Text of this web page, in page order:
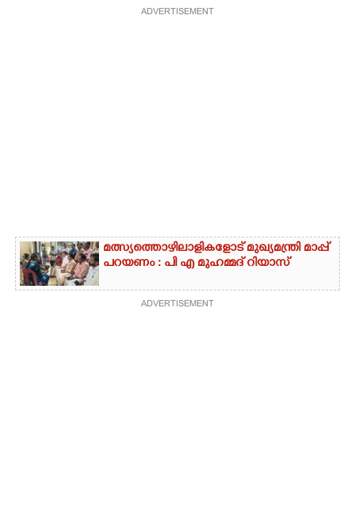
ADVERTISEMENT
മത്സ്യത്തൊഴിലാളികളോട് മുഖ്യമന്ത്രി മാപ്പ്
പറയണം : പി എ മുഹമ്മദ് റിയാസ്
ADVERTISEMENT